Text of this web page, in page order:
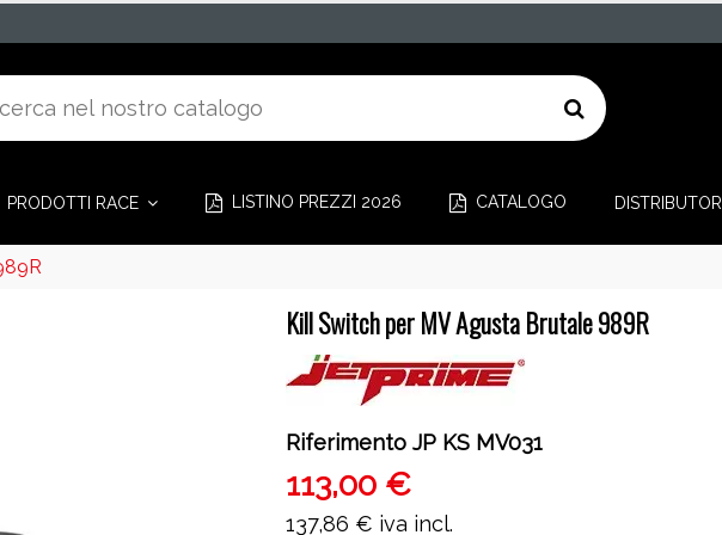
PRODOTTI RACE LISTINO PREZZI 2026 CATALOGO DISTRIBUTORI
Kill Switch per MV Agusta Brutale 989R
Riferimento JP KS MV031
113,00 €
137,86 € iva incl.